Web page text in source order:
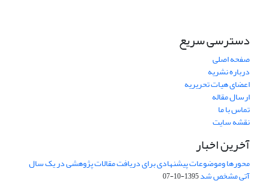
دسترسی سریع
صفحه اصلی
درباره نشریه
اعضای هیات تحریریه
ارسال مقاله
تماس با ما
نقشه سایت
آخرین اخبار
محورها وموضوعات پیشنهادی برای دریافت مقالات پژوهشی در یک سال
آتی مشخص شد1395-10-07